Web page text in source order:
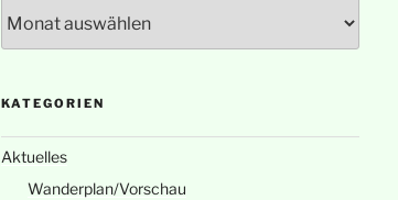
KATEGORIEN
Aktuelles
Wanderplan/Vorschau